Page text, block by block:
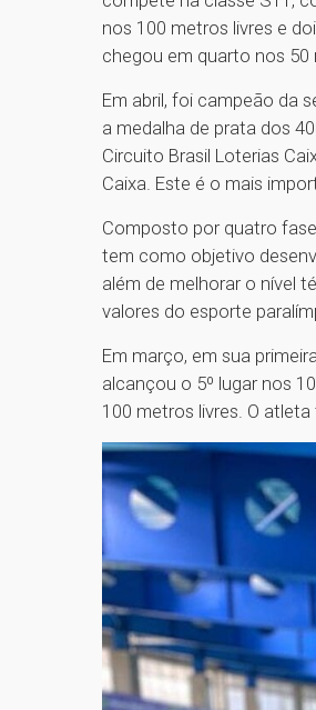
nos 100 metros livres e
chegou em quarto nos
Em abril, foi campeão da
a medalha de prata dos
Circuito Brasil Loterias
Caixa. Este é o mais
Composto por quatro
tem como objetivo
além de melhorar o nível
valores do esporte
Em março, em sua
alcançou o 5º lugar nos
100 metros livres. O